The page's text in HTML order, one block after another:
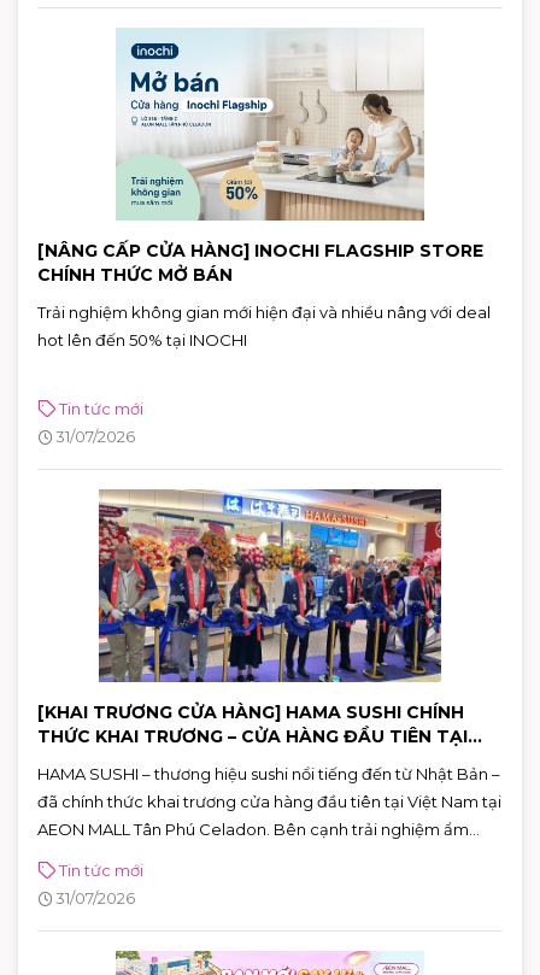
[NÂNG CẤP CỬA HÀNG] INOCHI FLAGSHIP STORE
CHÍNH THỨC MỞ BÁN
Trải nghiệm không gian mới hiện đại và nhiều nâng với deal
hot lên đến 50% tại INOCHI
Tin tức mới
31/07/2026
[KHAI TRƯƠNG CỬA HÀNG] HAMA SUSHI CHÍNH
THỨC KHAI TRƯƠNG – CỬA HÀNG ĐẦU TIÊN TẠI
HAMA SUSHI – thương hiệu sushi nổi tiếng đến từ Nhật Bản –
đã chính thức khai trương cửa hàng đầu tiên tại Việt Nam tại
AEON MALL Tân Phú Celadon. Bên cạnh trải nghiệm ẩm
hoạt động đặc biệt và nhận nhiều phần quà hấp dẫn đến hết
ngày 02/08.
Tin tức mới
31/07/2026